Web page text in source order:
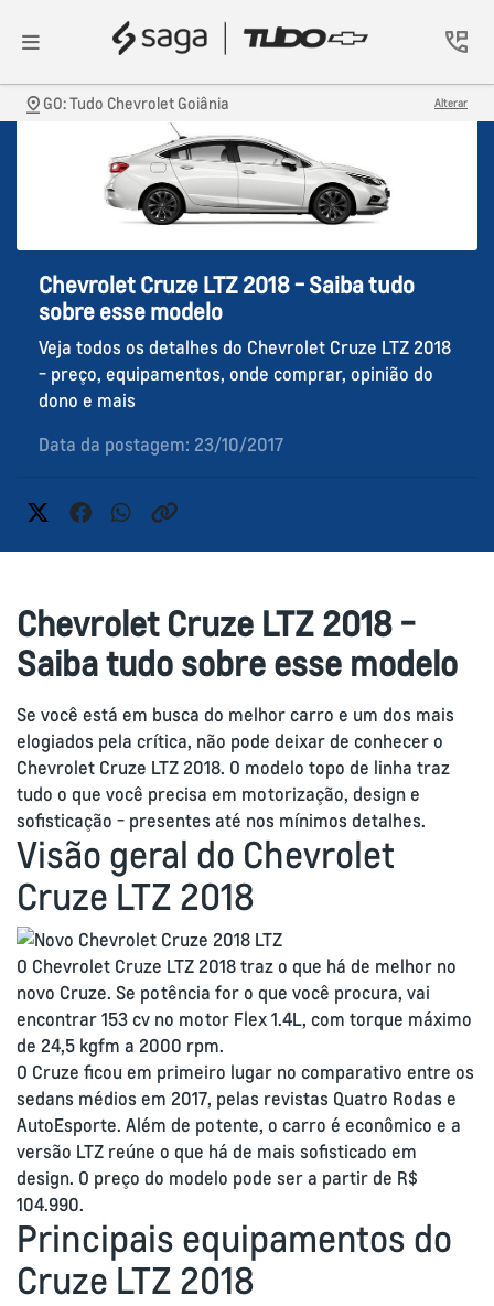
GO: Tudo Chevrolet Goiânia Alterar
Chevrolet Cruze LTZ 2018 - Saiba tudo
sobre esse modelo
Veja todos os detalhes do Chevrolet Cruze LTZ 2018
- preço, equipamentos, onde comprar, opinião do
dono e mais
Data da postagem: 23/10/2017
Chevrolet Cruze LTZ 2018 -
Saiba tudo sobre esse modelo
Se você está em busca do melhor carro e um dos mais
elogiados pela crítica, não pode deixar de conhecer o
Chevrolet Cruze LTZ 2018. O modelo topo de linha traz
tudo o que você precisa em motorização, design e
sofisticação - presentes até nos mínimos detalhes.
Visão geral do Chevrolet
Cruze LTZ 2018
O Chevrolet Cruze LTZ 2018 traz o que há de melhor no
novo Cruze. Se potência for o que você procura, vai
encontrar 153 cv no motor Flex 1.4L, com torque máximo
de 24,5 kgfm a 2000 rpm.
O Cruze ficou em primeiro lugar no comparativo entre os
sedans médios em 2017, pelas revistas Quatro Rodas e
AutoEsporte. Além de potente, o carro é econômico e a
versão LTZ reúne o que há de mais sofisticado em
design. O preço do modelo pode ser a partir de R$
104.990.
Principais equipamentos do
Cruze LTZ 2018